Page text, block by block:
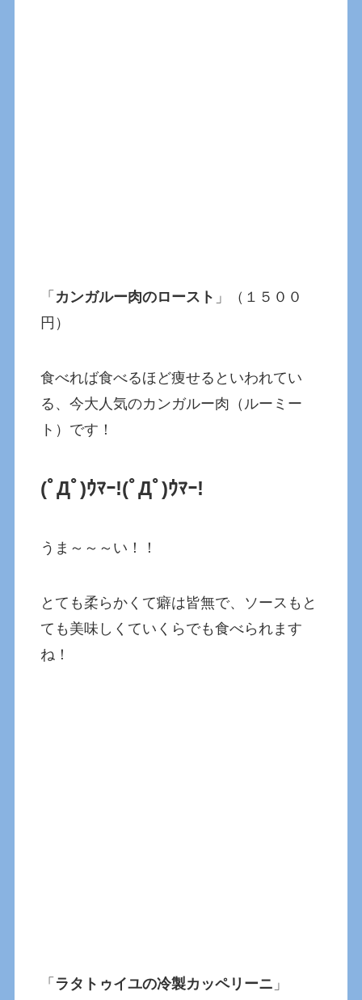
「 カンガルー肉のロースト 」（１５００
円）
食べれば食べるほど痩せるといわれてい
る、今大人気のカンガルー肉（ルーミー
ト）です！
(ﾟДﾟ)ｳﾏｰ!(ﾟДﾟ)ｳﾏｰ!
うま～～～い！！
とても柔らかくて癖は皆無で、ソースもと
ても美味しくていくらでも食べられます
ね！
「 ラタトゥイユの冷製カッペリーニ 」